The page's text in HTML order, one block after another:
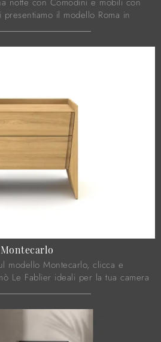
il modello Roma in
Montecarlo
modello Montecarlo, clicca e
Le Fablier ideali per la tua camera